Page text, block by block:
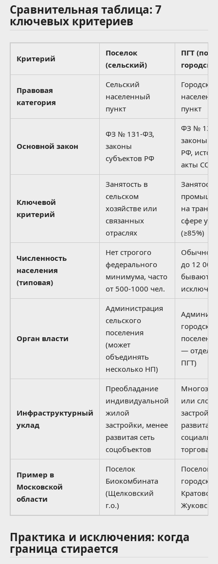
Сравнительная таблица: 7
ключевых критериев
Критерий
Поселок
(сельский)
ПГТ
Правовая
категория
Сельский
населенный
пункт
Городской
пункт
Основной закон
ФЗ № 131-ФЗ,
законы
субъектов РФ
ФЗ №
законы
РФ,
акты
Ключевой
критерий
Занятость в
сельском
хозяйстве или
связанных
отраслях
на
сфере
(≥85%)
Численность
населения
(типовая)
Нет строгого
федерального
минимума, часто
от 500-1000 чел.
Обычно
до 12 000
бывают
Орган власти
Администрация
сельского
поселения
(может
объединять
несколько НП)
—
ПГТ)
Инфраструктурный
уклад
Преобладание
индивидуальной
жилой
застройки, менее
развитая сеть
соцобъектов
или
застройка,
развитая
торговая
Пример в
Московской
области
Поселок
Биокомбината
(Щелковский
г.о.)
Поселок
Кратово
Практика и исключения: когда
граница стирается